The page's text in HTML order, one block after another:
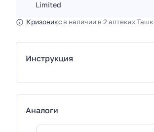
Limited
Кризониксв наличии в 2 аптеках
Инструкция
Аналоги